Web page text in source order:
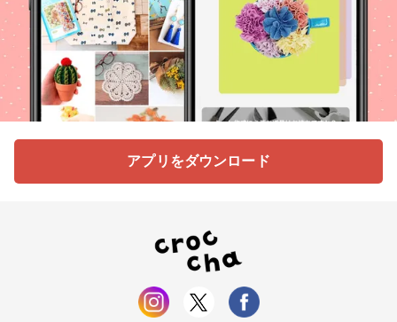
アプリをダウンロード